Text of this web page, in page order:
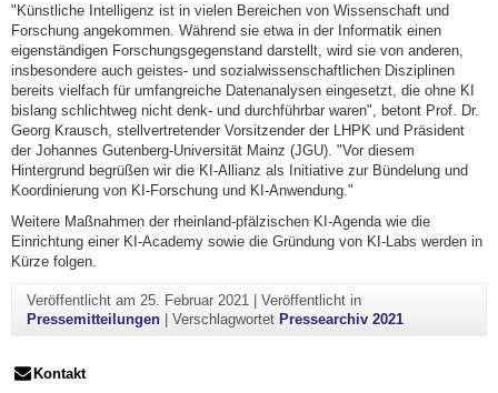
"Künstliche Intelligenz ist in vielen Bereichen von Wissenschaft und
Forschung angekommen. Während sie etwa in der Informatik einen
eigenständigen Forschungsgegenstand darstellt, wird sie von anderen,
insbesondere auch geistes- und sozialwissenschaftlichen Disziplinen
bereits vielfach für umfangreiche Datenanalysen eingesetzt, die ohne KI
bislang schlichtweg nicht denk- und durchführbar waren", betont Prof. Dr.
Georg Krausch, stellvertretender Vorsitzender der LHPK und Präsident
der Johannes Gutenberg-Universität Mainz (JGU). "Vor diesem
Hintergrund begrüßen wir die KI-Allianz als Initiative zur Bündelung und
Koordinierung von KI-Forschung und KI-Anwendung."
Weitere Maßnahmen der rheinland-pfälzischen KI-Agenda wie die
Einrichtung einer KI-Academy sowie die Gründung von KI-Labs werden in
Kürze folgen.
Veröffentlicht am 25. Februar 2021| Veröffentlicht in
Pressemitteilungen| Verschlagwortet Pressearchiv 2021
Kontakt